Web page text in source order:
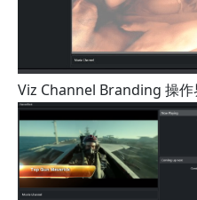
Viz Channel Branding 操作